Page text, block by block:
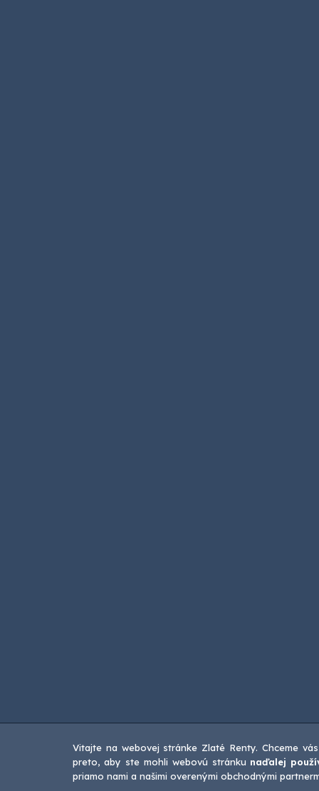
Vitajte na webovej stránke Zlaté Renty. Chceme
preto, aby ste mohli webovú stránku naďalej
priamo nami a našimi overenými obchodnými